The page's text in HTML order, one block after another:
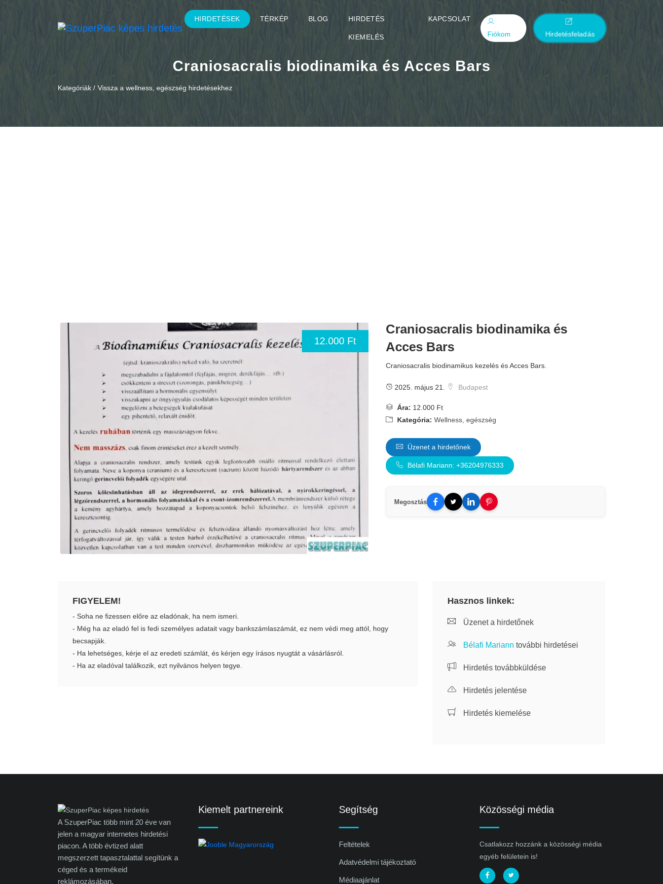
HIRDETÉSEK TÉRKÉP BLOG HIRDETÉS
KIEMELÉS
KAPCSOLAT
Fiókom
Hirdetésfeladás
Craniosacralis biodinamika és Acces Bars
Kategóriák / Vissza a wellness, egészség hirdetésekhez
12.000 Ft
Craniosacralis biodinamika és
Acces Bars
Craniosacralis biodinamikus kezelés és Acces Bars.
2025. május 21. Budapest
Ára: 12.000 Ft
Kategória: Wellness, egészség
Üzenet a hirdetőnek
Bélafi Mariann: +36204976333
Megosztás
FIGYELEM!
- Soha ne fizessen előre az eladónak, ha nem ismeri.
- Még ha az eladó fel is fedi személyes adatait vagy bankszámlaszámát, ez nem védi meg attól, hogy
becsapják.
- Ha lehetséges, kérje el az eredeti számlát, és kérjen egy írásos nyugtát a vásárlásról.
- Ha az eladóval találkozik, ezt nyilvános helyen tegye.
Hasznos linkek:
Üzenet a hirdetőnek
Bélafi Mariann további hirdetései
Hirdetés továbbküldése
Hirdetés jelentése
Hirdetés kiemelése
A SzuperPiac több mint 20 éve van
jelen a magyar internetes hirdetési
piacon. A több évtized alatt
megszerzett tapasztalattal segítünk a
céged és a termékeid
reklámozásában.
Kiemelt partnereink Segítség
Feltételek
Adatvédelmi tájékoztató
Médiaajánlat
Közösségi média
Csatlakozz hozzánk a közösségi média
egyéb felületein is!